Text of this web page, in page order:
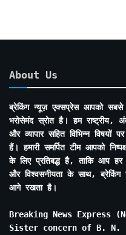
About Us
ब्रेकिंग न्यूज़ एक्सप्रेस आपको
भरोसेमंद स्रोत है। हम राष्ट्रीय,
और व्यापार सहित विभिन्न विषयों
हैं। हमारी समर्पित टीम आपको
के लिए प्रतिबद्ध है, ताकि आप
और विश्वसनीयता के साथ,
आगे रखता है।
Breaking News Express
Sister concern of B. N.